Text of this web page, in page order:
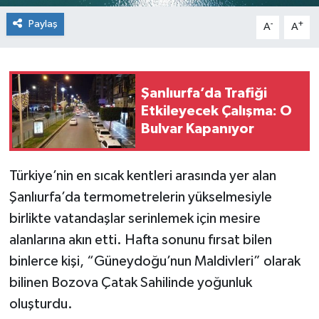
Paylaş A- A+
Şanlıurfa’da Trafiği
Etkileyecek Çalışma: O
Bulvar Kapanıyor
Türkiye’nin en sıcak kentleri arasında yer alan
Şanlıurfa’da termometrelerin yükselmesiyle
birlikte vatandaşlar serinlemek için mesire
alanlarına akın etti. Hafta sonunu fırsat bilen
binlerce kişi, “Güneydoğu’nun Maldivleri” olarak
bilinen Bozova Çatak Sahilinde yoğunluk
oluşturdu.